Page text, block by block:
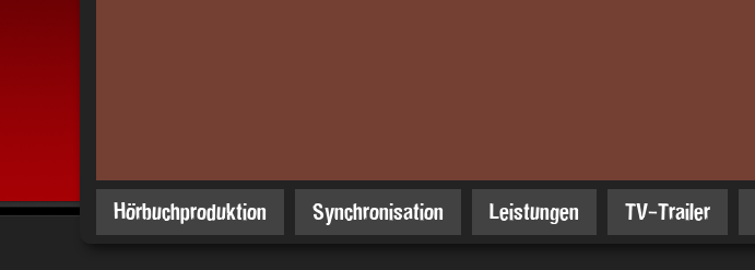
Hörbuchproduktion Synchronisation Leistungen TV-Trailer